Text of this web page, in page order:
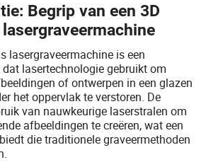
Begrip van een 3D
lasergraveermachine is een
lasertechnologie gebruikt om
of ontwerpen in een glazen
het oppervlak te verstoren. De
van nauwkeurige laserstralen om
afbeeldingen te creëren, wat een
die traditionele graveermethoden